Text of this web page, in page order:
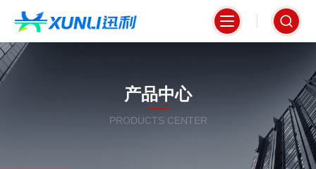
产品中心
PRODUCTS CENTER